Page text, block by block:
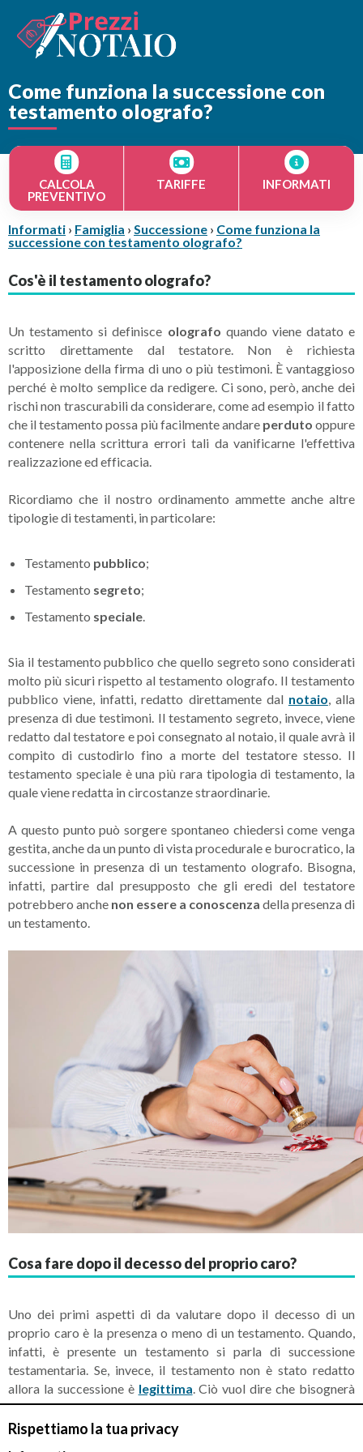
Rispettiamo la tua privacy
Come funziona la successione con
testamento olografo?
CALCOLA
PREVENTIVO
TARIFFE INFORMATI
Informati › Famiglia › Successione › Come funziona la
successione con testamento olografo?
Cos'è il testamento olografo?
Un testamento si definisce olografo quando viene datato e
scritto direttamente dal testatore. Non è richiesta
l'apposizione della firma di uno o più testimoni. È vantaggioso
perché è molto semplice da redigere. Ci sono, però, anche dei
rischi non trascurabili da considerare, come ad esempio il fatto
che il testamento possa più facilmente andare perduto oppure
contenere nella scrittura errori tali da vanificarne l'effettiva
realizzazione ed efficacia.
Ricordiamo che il nostro ordinamento ammette anche altre
tipologie di testamenti, in particolare:
Testamento pubblico;
Testamento segreto;
Testamento speciale.
Sia il testamento pubblico che quello segreto sono considerati
molto più sicuri rispetto al testamento olografo. Il testamento
pubblico viene, infatti, redatto direttamente dal notaio, alla
presenza di due testimoni. Il testamento segreto, invece, viene
redatto dal testatore e poi consegnato al notaio, il quale avrà il
compito di custodirlo fino a morte del testatore stesso. Il
testamento speciale è una più rara tipologia di testamento, la
quale viene redatta in circostanze straordinarie.
A questo punto può sorgere spontaneo chiedersi come venga
gestita, anche da un punto di vista procedurale e burocratico, la
successione in presenza di un testamento olografo. Bisogna,
infatti, partire dal presupposto che gli eredi del testatore
potrebbero anche non essere a conoscenza della presenza di
un testamento.
Cosa fare dopo il decesso del proprio caro?
Uno dei primi aspetti di da valutare dopo il decesso di un
proprio caro è la presenza o meno di un testamento. Quando,
infatti, è presente un testamento si parla di successione
testamentaria. Se, invece, il testamento non è stato redatto
allora la successione è legittima. Ciò vuol dire che bisognerà
innanzituttoquantificare l'ereditàdel defunto, considerando
l'ammontare complessivo dei beni ma anche eventuali